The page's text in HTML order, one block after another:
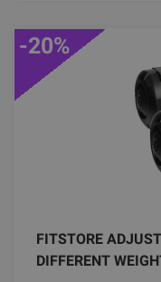
FITSTORE
DIFFERENT
-20%